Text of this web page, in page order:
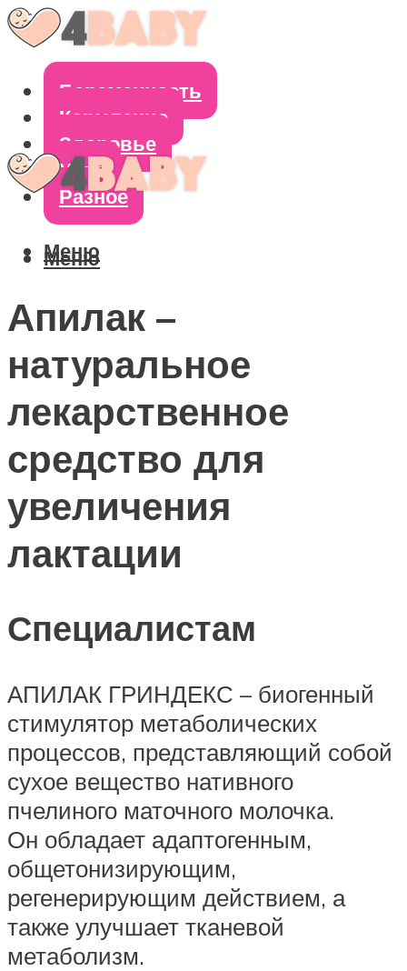
Беременность
Кормление
Здоровье
Уход
Разное
Меню
Меню
Апилак –
натуральное
лекарственное
средство для
увеличения
лактации
Специалистам
АПИЛАК ГРИНДЕКС – биогенный
стимулятор метаболических
процессов, представляющий собой
сухое вещество нативного
пчелиного маточного молочка.
Он обладает адаптогенным,
общетонизирующим,
регенерирующим действием, а
также улучшает тканевой
метаболизм.